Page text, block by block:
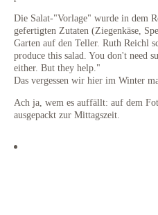
Die Salat-"Vorlage" wurde in dem
gefertigten Zutaten (Ziegenkäse,
Garten auf den Teller. Ruth Reichl
produce this salad. You don't need
either. But they help."
Das vergessen wir hier im Winter
Ach ja, wem es auffällt: auf dem
ausgepackt zur Mittagszeit.